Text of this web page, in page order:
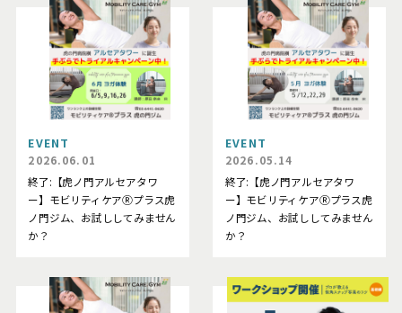
EVENT
2026.06.01
終了:【虎ノ門アルセアタワ
ー】モビリティケアⓇプラス虎
ノ門ジム、お試ししてみません
か？
EVENT
2026.05.14
終了:【虎ノ門アルセアタワ
ー】モビリティケアⓇプラス虎
ノ門ジム、お試ししてみません
か？